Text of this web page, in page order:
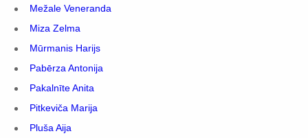
Mežale Veneranda
Miza Zelma
Mūrmanis Harijs
Pabērza Antonija
Pakalnīte Anita
Pitkeviča Marija
Pluša Aija